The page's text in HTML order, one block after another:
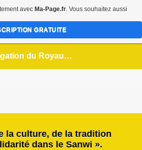
Délégation du Royaume Sanwi en Europe / Association pour le Développement du Sanwi
la culture, de la tradition
dans le Sanwi ».
avec Ma-Page.fr. Vous souhaitez aussi
GRATUITE